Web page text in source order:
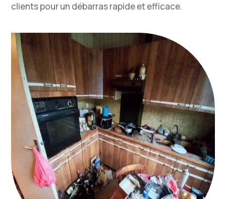
clients pour un débarras rapide et efficace.